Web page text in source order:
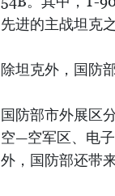
先进的主战坦克
除坦克外，国防
国防部市外展区
空—空军区、电
外，国防部还带